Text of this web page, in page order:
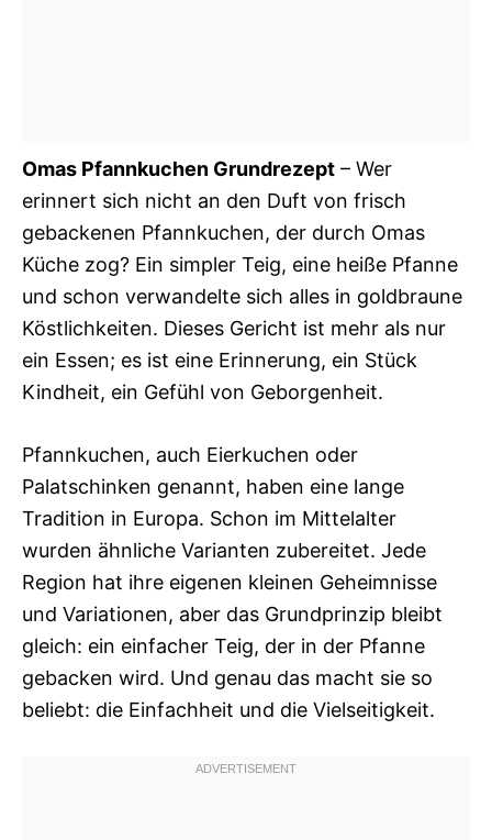
Omas Pfannkuchen Grundrezept – Wer
erinnert sich nicht an den Duft von frisch
gebackenen Pfannkuchen, der durch Omas
Küche zog? Ein simpler Teig, eine heiße Pfanne
und schon verwandelte sich alles in goldbraune
Köstlichkeiten. Dieses Gericht ist mehr als nur
ein Essen; es ist eine Erinnerung, ein Stück
Kindheit, ein Gefühl von Geborgenheit.
Pfannkuchen, auch Eierkuchen oder
Palatschinken genannt, haben eine lange
Tradition in Europa. Schon im Mittelalter
wurden ähnliche Varianten zubereitet. Jede
Region hat ihre eigenen kleinen Geheimnisse
und Variationen, aber das Grundprinzip bleibt
gleich: ein einfacher Teig, der in der Pfanne
gebacken wird. Und genau das macht sie so
beliebt: die Einfachheit und die Vielseitigkeit.